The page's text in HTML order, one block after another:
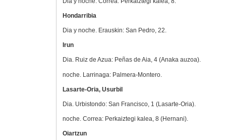
Hondarribia
Dia y noche. Erauskin: San Pedro, 22.
Irun
Dia. Ruiz de Azua: Peñas de Aia, 4 (Anaka auzoa).
noche. Larrinaga: Palmera-Montero.
Lasarte-Oria, Usurbil
Dia. Urbistondo: San Francisco, 1 (Lasarte-Oria).
noche. Correa: Perkaiztegi kalea, 8 (Hernani).
Oiartzun